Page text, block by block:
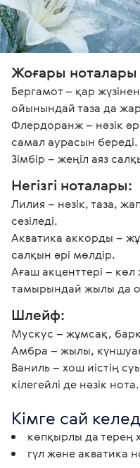
Жоғары ноталары
Бергамот – қар
ойынындай таза да
Флердоранж – нәзік
самал аурасын береді.
Зімбір – жеңіл аяз
Негізгі ноталары:
Лилия – нәзік, таза,
сезіледі.
Акватика аккорды –
салқын әрі мөлдір.
Ағаш акценттері – көл
тамырындай жылы да
Шлейф:
Мускус – жұмсақ,
Амбра – жылы,
Ваниль – хош иістің
кілегейлі де нәзік нота.
Кімге сай
көпқырлы да терең
гүл және акватика